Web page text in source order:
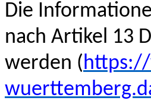
Die
nach Artikel 13
werden (